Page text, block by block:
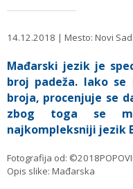
14.12.2018 | Mesto: Novi
Mađarski jezik je
broj padeža. Iako
broja, procenjuje se
zbog toga se
najkompleksniji jezik
Fotografija od:
Opis slike: Mađarska